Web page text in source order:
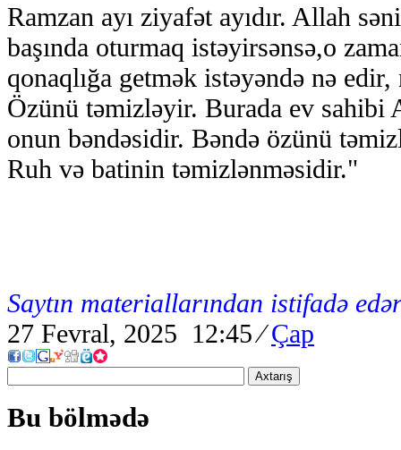
Ramzan ayı ziyafət ayıdır. Allah
başında oturmaq istəyirsənsə,o
qonaqlığa getmək istəyəndə nə
Özünü təmizləyir. Burada ev sahibi
onun bəndəsidir. Bəndə özünü
Ruh və batinin təmizlənməsidir."
Saytın materiallarından istifadə
27 Fevral, 2025 12:45⁄ Çap
Axtarış
Bu bölmədə